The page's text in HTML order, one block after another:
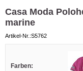
Casa Moda
marine
Artikel-Nr.:S5762
Farben: